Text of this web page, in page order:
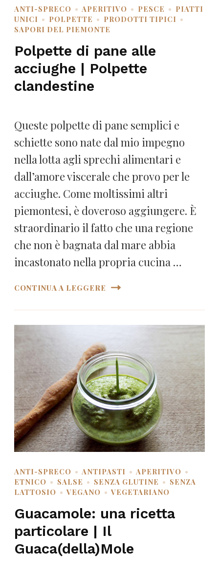
ANTI-SPRECO APERITIVO PESCE
PIATTI
UNICI
POLPETTE
PRODOTTI TIPICI
SAPORI DEL PIEMONTE
Polpette di pane alle
acciughe | Polpette
clandestine
Queste polpette di pane semplici e
schiette sono nate dal mio impegno
nella lotta agli sprechi alimentari e
dall’amore viscerale che provo per le
acciughe. Come moltissimi altri
piemontesi, è doveroso aggiungere. È
straordinario il fatto che una regione
che non è bagnata dal mare abbia
incastonato nella propria cucina …
CONTINUA A LEGGERE
ANTI-SPRECO ANTIPASTI
APERITIVO
ETNICO
SALSE SENZA GLUTINE
SENZA
LATTOSIO
VEGANO VEGETARIANO
Guacamole: una ricetta
particolare | Il
Guaca(della)Mole